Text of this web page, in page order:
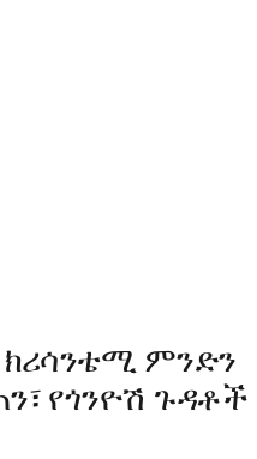
ክሪሳንቴሚ ምንድን
የጎንዮሽ ጉዳቶች